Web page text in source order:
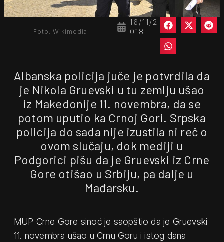
16/11/2
018
Foto: Wikimedia
Albanska policija juče je potvrdila da
je Nikola Gruevski u tu zemlju ušao
iz Makedonije 11. novembra, da se
potom uputio ka Crnoj Gori. Srpska
policija do sada nije izustila ni reč o
ovom slučaju, dok mediji u
Podgorici pišu da je Gruevski iz Crne
Gore otišao u Srbiju, pa dalje u
Mađarsku.
MUP Crne Gore sinoć je saopštio da je Gruevski
11. novembra ušao u Crnu Goru i istog dana